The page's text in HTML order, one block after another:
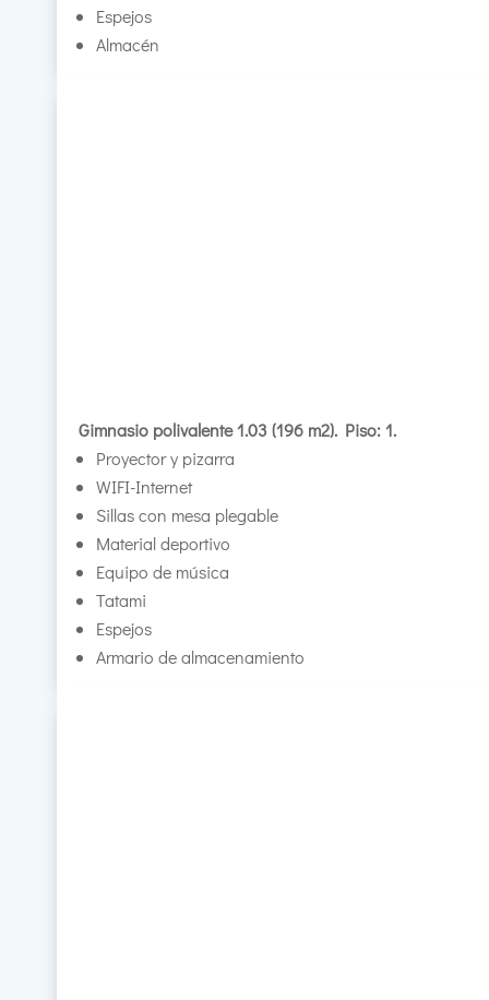
Espejos
Almacén
Gimnasio polivalente 1.03 (196 m2). Piso: 1.
Proyector y pizarra
WIFI-Internet
Sillas con mesa plegable
Material deportivo
Equipo de música
Tatami
Espejos
Armario de almacenamiento